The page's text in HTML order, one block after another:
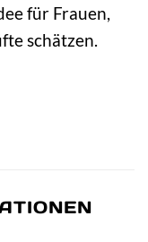
für Frauen,
schätzen.